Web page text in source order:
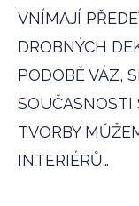
VNÍMAJÍ
DROBNÝCH
PODOBĚ VÁZ,
SOUČASNOSTI
TVORBY
INTERIÉRŮ…